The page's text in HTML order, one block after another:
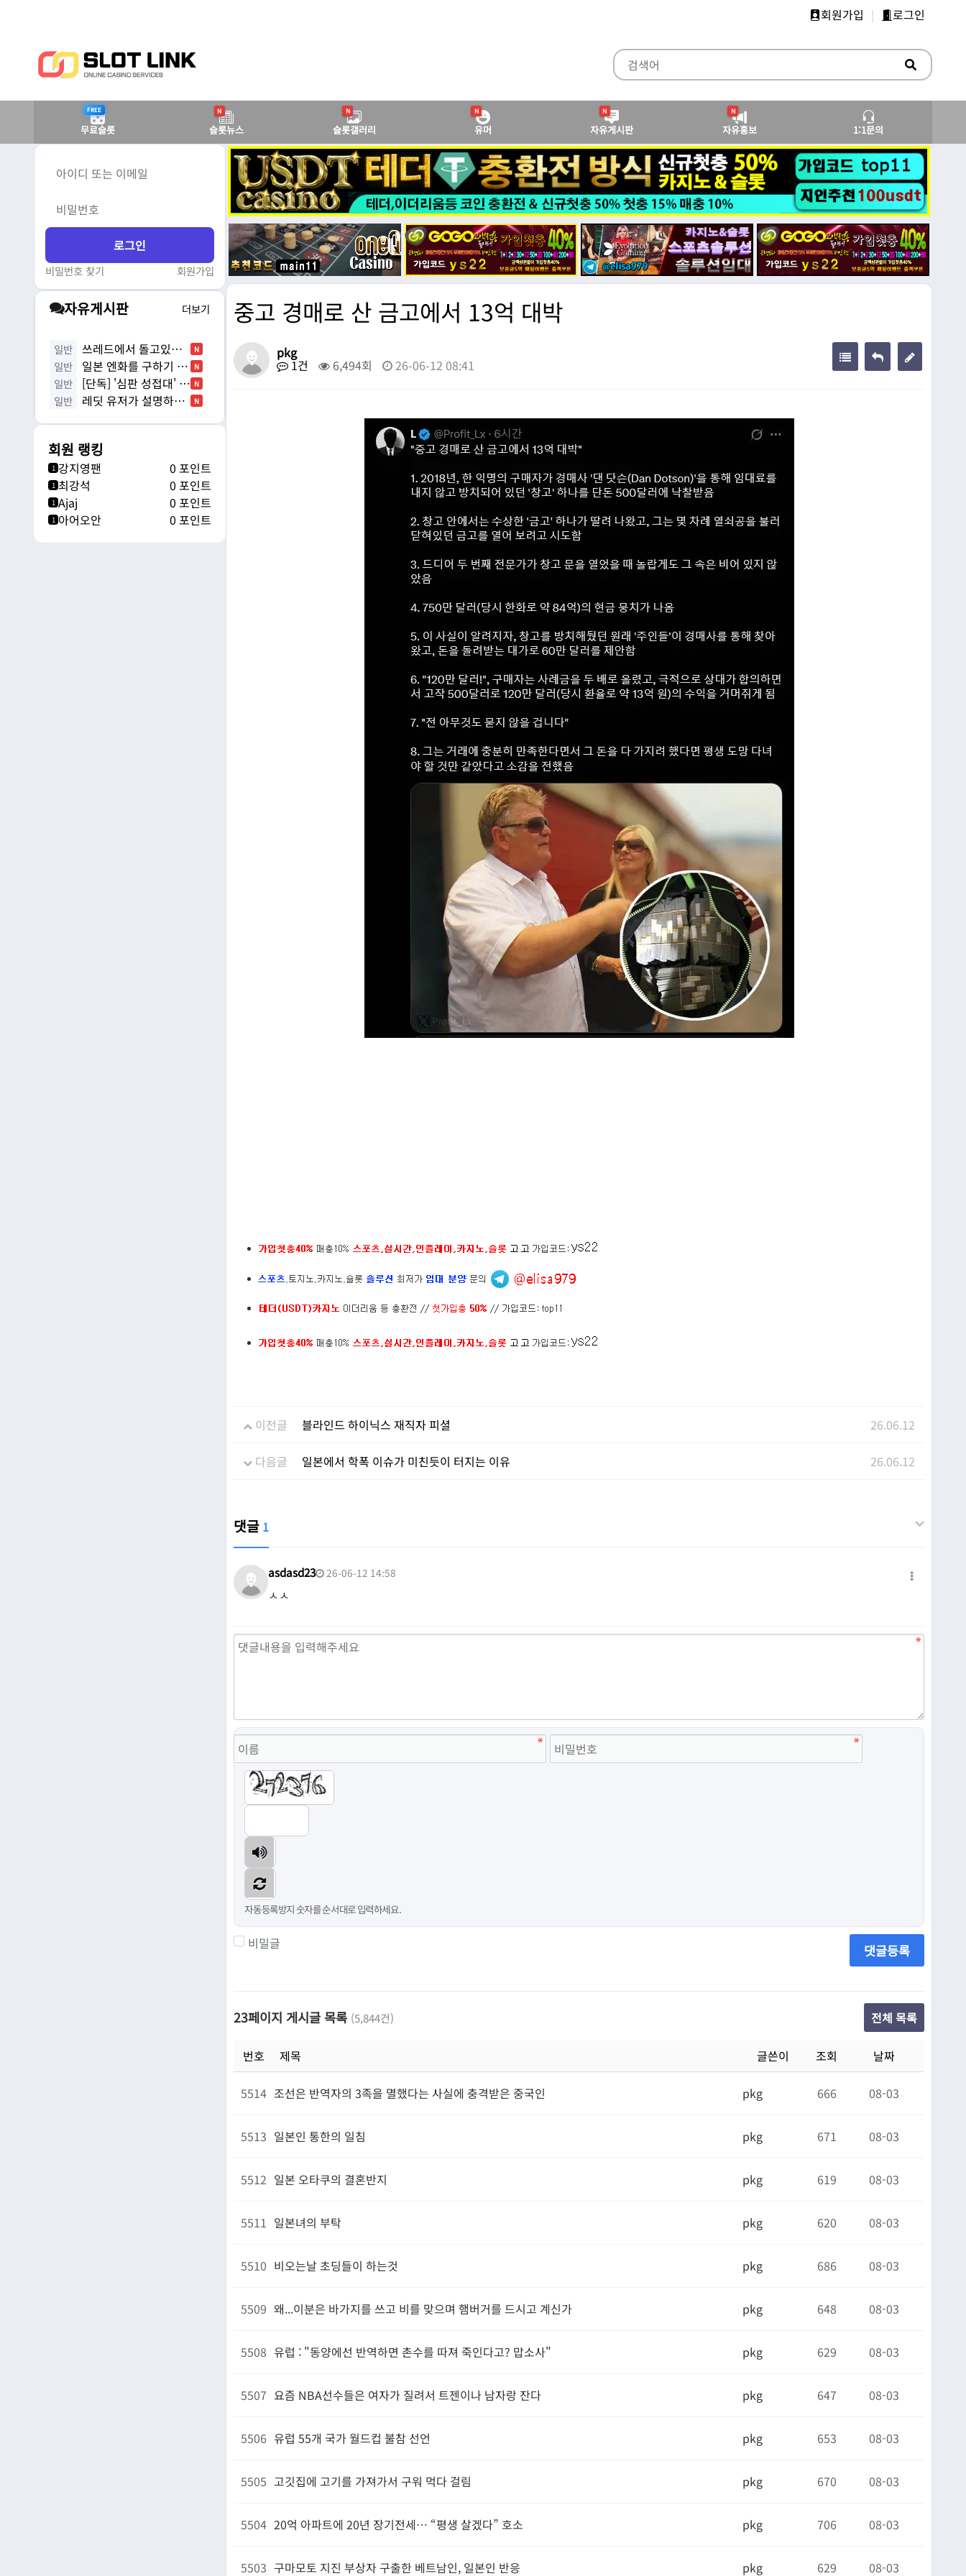
회원가입 | 로그인
FREE
무료슬롯
N
슬롯뉴스
N
슬롯갤러리
N
유머
N
자유게시판
N
자유홍보 1:1문의
비밀번호 찾기 회원가입
자유게시판 더보기
일반
쓰레드에서 돌고있는
배인규 사망 음모론
N
일반
일본 엔화를 구하기 위
해 유럽을 통수친 미국
N
일반
[단독] '심판 성접대' 징
계 안 한 이유…
N
일반
레딧 유저가 설명하는
N
회원 랭킹
1 강지영팬 0 포인트
1 최강석 0 포인트
1 Ajaj 0 포인트
1 아어오안 0 포인트
중고 경매로 산 금고에서 13억 대박
pkg
1건 6,494회 26-06-12 08:41
이전글 블라인드 하이닉스 재직자 피셜 26.06.12
다음글 일본에서 학폭 이슈가 미친듯이 터지는 이유 26.06.12
댓글 1
asdasd23 26-06-12 14:58
ㅅㅅ
자동등록방지 숫자를 순서대로 입력하세요.
비밀글 댓글등록
23페이지 게시글 목록 (5,844건) 전체 목록
번호 제목 글쓴이 조회 날짜
5514 조선은 반역자의 3족을 멸했다는 사실에 충격받은 중국인 pkg 666 08-03
5513 일본인 통한의 일침 pkg 671 08-03
5512 일본 오타쿠의 결혼반지 pkg 619 08-03
5511 일본녀의 부탁 pkg 620 08-03
5510 비오는날 초딩들이 하는것 pkg 686 08-03
5509 왜...이분은 바가지를 쓰고 비를 맞으며 햄버거를 드시고 계신가 pkg 648 08-03
5508 유럽 : "동양에선 반역하면 촌수를 따져 죽인다고? 맙소사" pkg 629 08-03
5507 요즘 NBA선수들은 여자가 질려서 트젠이나 남자랑 잔다 pkg 647 08-03
5506 유럽 55개 국가 월드컵 불참 선언 pkg 653 08-03
5505 고깃집에 고기를 가져가서 구워 먹다 걸림 pkg 670 08-03
5504 20억 아파트에 20년 장기전세… “평생 살겠다” 호소 pkg 706 08-03
5503 구마모토 지진 부상자 구출한 베트남인, 일본인 반응 pkg 629 08-03